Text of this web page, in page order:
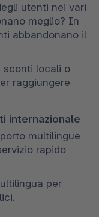
utenti nei vari
meglio? In
abbandonano il
sconti locali o
raggiungere
internazionale
multilingue
rapido
per